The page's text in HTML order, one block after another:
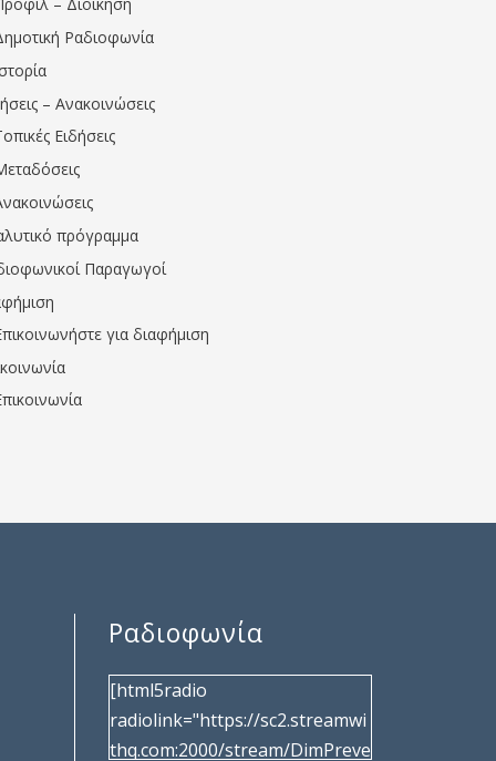
Ραδιοφωνία
– Ανακοινώσεις
Ειδήσεις
πρόγραμμα
Παραγωγοί
για διαφήμιση
Ραδιοφωνία
[html5radio
radiolink="https://sc2.streamwi
thq.com:2000/stream/DimPreve